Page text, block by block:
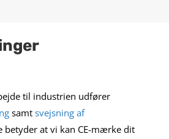
til industrien udfører
samt svejsning af
betyder at vi kan CE-mærke dit